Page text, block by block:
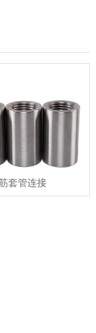
套管连接